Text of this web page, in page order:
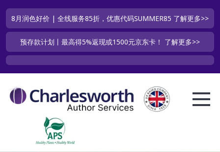
8月润色好价 | 全线服务85折，优惠代码SUMMER85 了解更多>>
预存款计划丨最高得5%返现或1500元京东卡！ 了解更多>>